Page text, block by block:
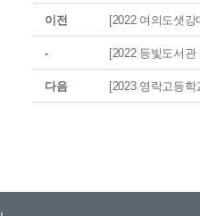
이전 [2022 여의도샛
- [2022 등빛도서
다음 [2023 영락고등